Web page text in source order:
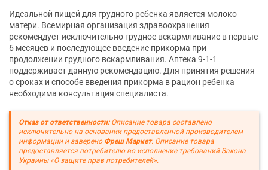
Идеальной пищей для грудного ребенка является молоко
матери. Всемирная организация здравоохранения
рекомендует исключительно грудное вскармливание в первые
6 месяцев и последующее введение прикорма при
продолжении грудного вскармливания. Аптека 9-1-1
поддерживает данную рекомендацию. Для принятия решения
о сроках и способе введения прикорма в рацион ребенка
необходима консультация специалиста.
Отказ от ответственности:Описание товара составлено
исключительно на основании предоставленной производителем
информации и заверено Фреш Маркет. Описание товара
предоставляется потребителю во исполнение требований Закона
Украины «О защите прав потребителей».